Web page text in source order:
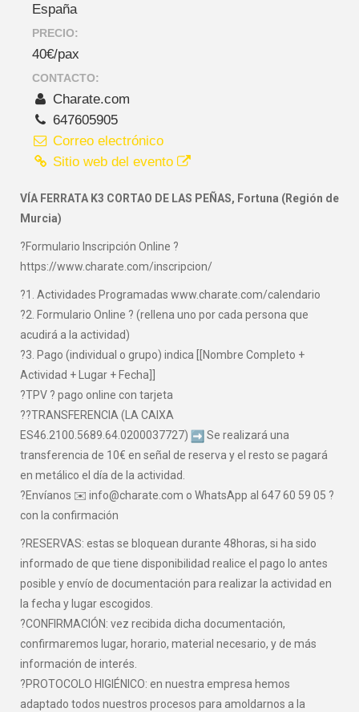
España
PRECIO:
40€/pax
CONTACTO:
Charate.com
647605905
Correo electrónico
Sitio web del evento
VÍA FERRATA K3 CORTAO DE LAS PEÑAS, Fortuna (Región de
Murcia)
?Formulario Inscripción Online ?
https://www.charate.com/inscripcion/
?1. Actividades Programadas www.charate.com/calendario
?2. Formulario Online ? (rellena uno por cada persona que
acudirá a la actividad)
?3. Pago (individual o grupo) indica [[Nombre Completo +
Actividad + Lugar + Fecha]]
?TPV ? pago online con tarjeta
??TRANSFERENCIA (LA CAIXA
ES46.2100.5689.64.0200037727)
Se realizará una
transferencia de 10€ en señal de reserva y el resto se pagará
en metálico el día de la actividad.
?Envíanos ✉️ info@charate.com o WhatsApp al 647 60 59 05 ?
con la confirmación
?RESERVAS: estas se bloquean durante 48horas, si ha sido
informado de que tiene disponibilidad realice el pago lo antes
posible y envío de documentación para realizar la actividad en
la fecha y lugar escogidos.
?CONFIRMACIÓN: vez recibida dicha documentación,
confirmaremos lugar, horario, material necesario, y de más
información de interés.
?PROTOCOLO HIGIÉNICO: en nuestra empresa hemos
adaptado todos nuestros procesos para amoldarnos a la